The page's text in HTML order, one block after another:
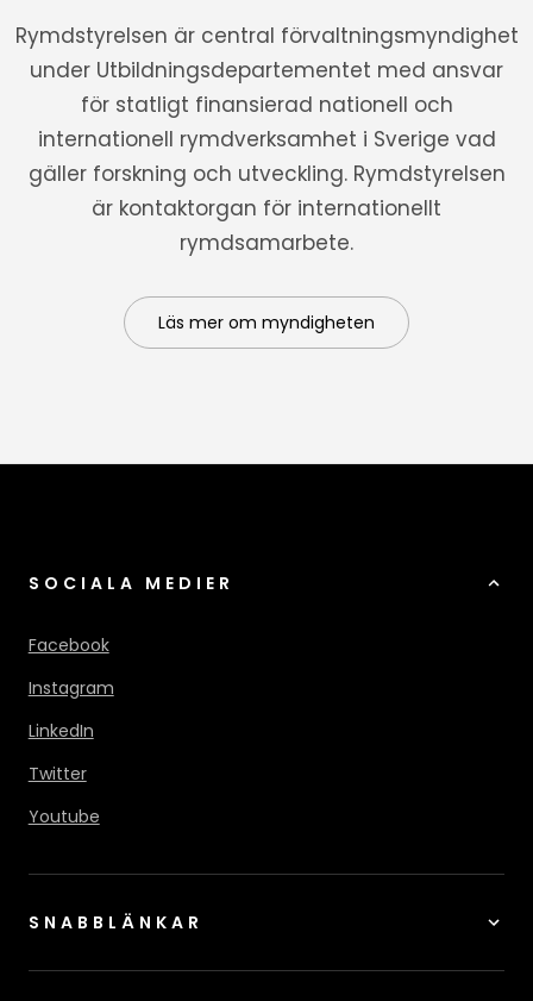
Rymdstyrelsen är central förvaltningsmyndighet
under Utbildningsdepartementet med ansvar
för statligt finansierad nationell och
internationell rymdverksamhet i Sverige vad
gäller forskning och utveckling. Rymdstyrelsen
är kontaktorgan för internationellt
rymdsamarbete.
Läs mer om myndigheten
SOCIALA MEDIER
Facebook
Instagram
LinkedIn
Twitter
Youtube
SNABBLÄNKAR